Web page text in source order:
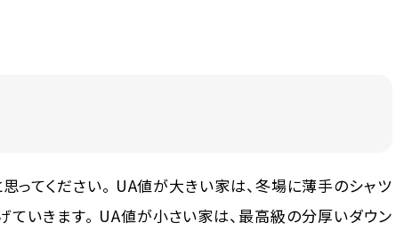
ってください。 UA値が大きい家は、冬場に薄手のシャツ
ていきます。 UA値が小さい家は、最高級の分厚いダウン